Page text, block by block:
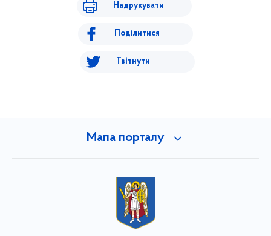
Надрукувати
Поділитися
Твітнути
Мапа порталу